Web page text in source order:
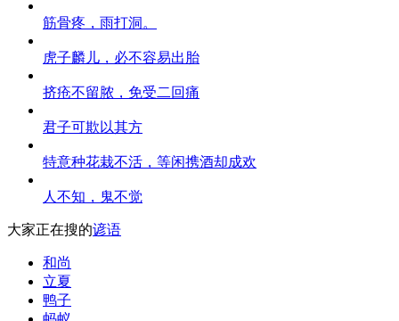
筋骨疼，雨打洞。
虎子麟儿，必不容易出胎
挤疮不留脓，免受二回痛
君子可欺以其方
特意种花栽不活，等闲携酒却成欢
人不知，鬼不觉
大家正在搜的谚语
和尚
立夏
鸭子